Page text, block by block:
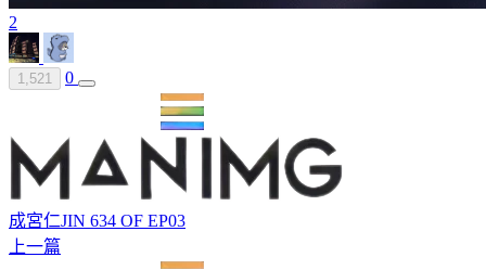
2
1,521 0
成宮仁JIN 634 OF EP03
上一篇